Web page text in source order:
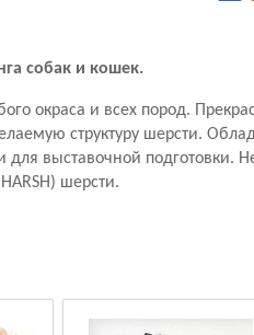
собак и кошек.
окраса и всех пород.
структуру шерсти.
для выставочной подготовки.
шерсти.